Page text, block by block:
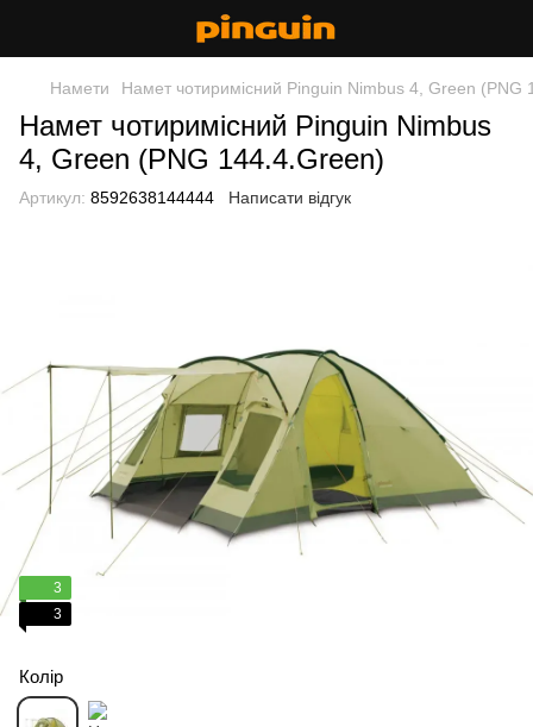
Намети Намет чотиримісний Pinguin Nimbus 4, Green (PNG
Намет чотиримісний Pinguin Nimbus
4, Green (PNG 144.4.Green)
Артикул: 8592638144444 Написати відгук
3
3
Колір